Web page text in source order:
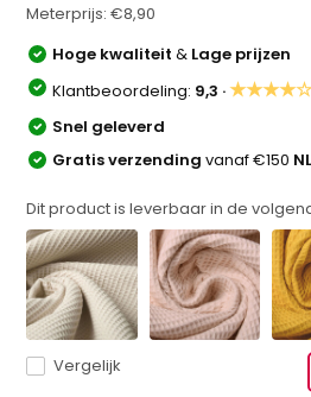
Meterprijs:€8,90
Hoge kwaliteit& Lage prijzen
Klantbeoordeling: 9,3 ·
Snel geleverd
Gratis verzendingvanaf €150
Dit product is leverbaar in de
Vergelijk